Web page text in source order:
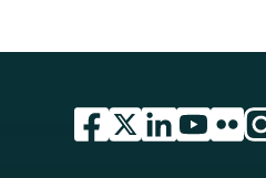
przejdź do serwisu
przejdź do serwisu
przejdź do
przejdź do